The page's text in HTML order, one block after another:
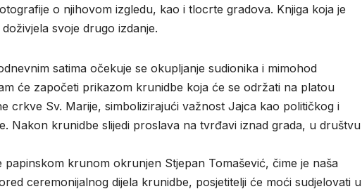
o njihovom izgledu, kao i tlocrte gradova. Knjiga koja je
svoje drugo izdanje.
satima očekuje se okupljanje sudionika i mimohod
će započeti prikazom krunidbe koja će se održati na platou
crkve Sv. Marije, simbolizirajući važnost Jajca kao političkog i
Nakon krunidbe slijedi proslava na tvrđavi iznad grada, u društvu
papinskom krunom okrunjen Stjepan Tomašević, čime je naša
ceremonijalnog dijela krunidbe, posjetitelji će moći sudjelovati u